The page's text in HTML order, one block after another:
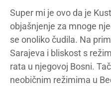
Super mi je ovo da je
objašnjenje za mnoge
se onoliko čudila. Na
Sarajeva i bliskost s
rata u njegovoj Bosni.
neobičnim režimima u